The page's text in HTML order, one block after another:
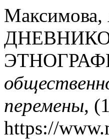
перемены,
https://